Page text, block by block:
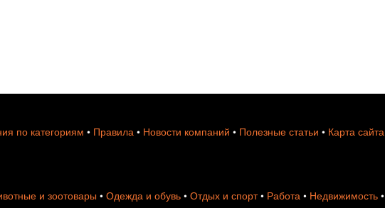
по категориям • Правила • Новости компаний • Полезные статьи • Карта сайта
и зоотовары • Одежда и обувь • Отдых и спорт• Работа • Недвижимость •